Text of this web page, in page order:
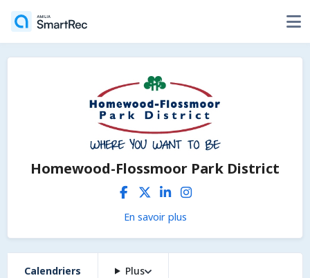
Homewood-Flossmoor Park District
En savoir plus
Calendriers Plus